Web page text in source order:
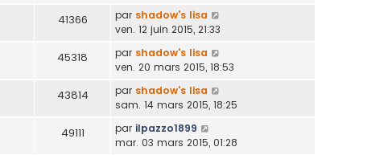
41366 par shadow's lisa
ven. 12 juin 2015, 21:33
45318 par shadow's lisa
ven. 20 mars 2015, 18:53
43814 par shadow's lisa
sam. 14 mars 2015, 18:25
49111 par ilpazzo1899
mar. 03 mars 2015, 01:28